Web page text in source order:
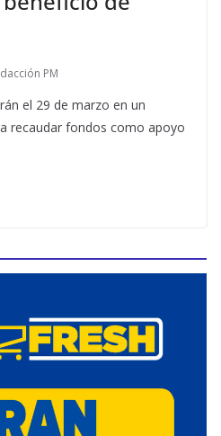
PM
el 29 de marzo en un
recaudar fondos como apoyo